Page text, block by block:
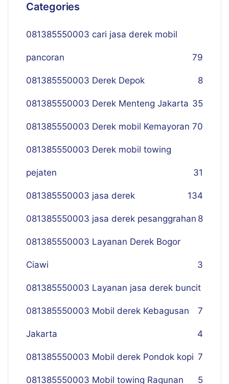
Categories
081385550003 cari jasa derek mobil
pancoran 79
081385550003 Derek Depok 8
081385550003 Derek Menteng Jakarta 35
081385550003 Derek mobil Kemayoran 70
081385550003 Derek mobil towing
pejaten 31
081385550003 jasa derek 134
081385550003 jasa derek pesanggrahan 8
081385550003 Layanan Derek Bogor
Ciawi 3
081385550003 Layanan jasa derek buncit
7
081385550003 Mobil derek Kebagusan
Jakarta 4
081385550003 Mobil derek Pondok kopi 7
081385550003 Mobil towing Ragunan 5